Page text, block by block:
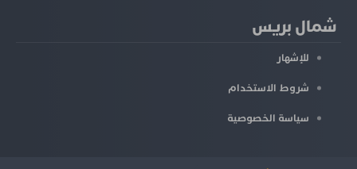
شمال بريس
للإشهار
شروط الاستخدام
سياسة الخصوصية